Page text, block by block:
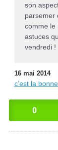
son
parsemer
comme le
astuces
vendredi !
16 mai 2014
c’est la
0